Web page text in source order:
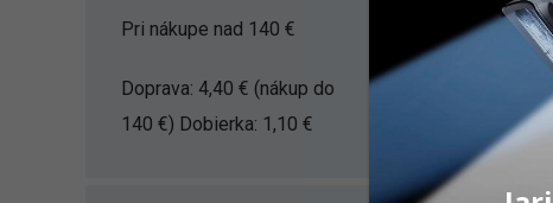
15,60
PRIDAŤ
Pri nákupe nad 140 €
Doprava: 4,40 € (nákup do
140 €) Dobierka: 1,10 €